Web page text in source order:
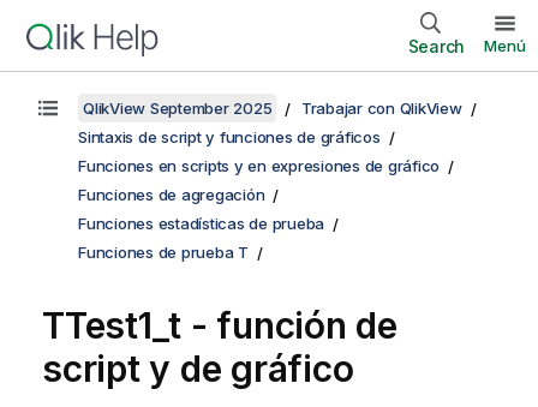
Search Menú
QlikView September 2025
Trabajar con QlikView
Sintaxis de script y funciones de gráficos
Funciones en scripts y en expresiones de gráfico
Funciones de agregación
Funciones estadísticas de prueba
Funciones de prueba T
TTest1_t - función de
script y de gráfico